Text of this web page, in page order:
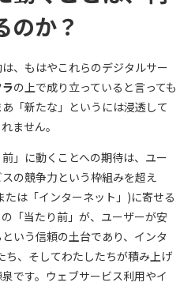
のか？
、もはやこれらのデジタルサー
の上で成り立っていると言っても
「新たな」というには浸透して
ません。
」に動くことへの期待は、ユー
の競争力という枠組みを超え
は「インターネット」)に寄せる
「当たり前」が、ユーザーが安
いう信頼の土台であり、インタ
ち、そしてわたしたちが積み上げ
です。ウェブサービス利用やイ